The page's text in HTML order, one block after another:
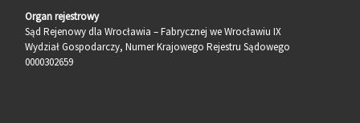
Organ rejestrowy
Sąd Rejenowy dla Wrocławia – Fabrycznej we Wrocławiu IX
Wydział Gospodarczy, Numer Krajowego Rejestru Sądowego
0000302659